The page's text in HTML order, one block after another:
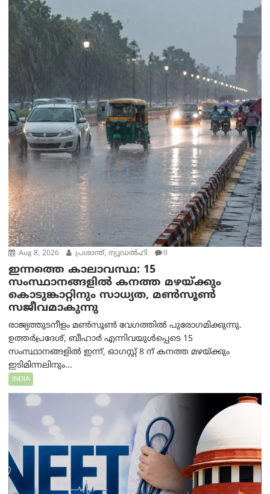
Aug 8, 2026 പ്രശാന്ത്, ന്യൂഡല്‍ഹി 0
ഇന്നത്തെ കാലാവസ്ഥ: 15
സംസ്ഥാനങ്ങളിൽ കനത്ത മഴയ്ക്കും
കൊടുങ്കാറ്റിനും സാധ്യത, മൺസൂൺ
സജീവമാകുന്നു
രാജ്യത്തുടനീളം മൺസൂൺ വേഗത്തിൽ പുരോഗമിക്കുന്നു.
ഉത്തർപ്രദേശ്, ബീഹാർ എന്നിവയുൾപ്പെടെ 15
സംസ്ഥാനങ്ങളിൽ ഇന്ന്, ഓഗസ്റ്റ് 8 ന് കനത്ത മഴയ്ക്കും
ഇടിമിന്നലിനും...
INDIA